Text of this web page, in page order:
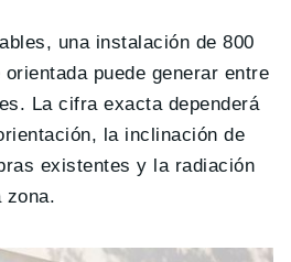
una instalación de 800
puede generar entre
La cifra exacta dependerá
la inclinación de
existentes y la radiación
zona.